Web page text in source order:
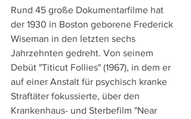
Rund 45 große Dokumentarfilme hat
der 1930 in Boston geborene Frederick
Wiseman in den letzten sechs
Jahrzehnten gedreht. Von seinem
Debüt "Titicut Follies" (1967), in dem er
auf einer Anstalt für psychisch kranke
Straftäter fokussierte, über den
Krankenhaus- und Sterbefilm "Near